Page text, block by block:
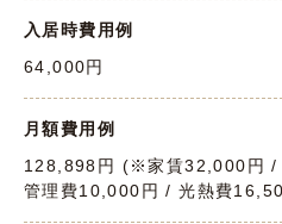
入居時費用例
64,000円
月額費用例
128,898円 (※家賃32,000円 /
管理費10,000円 / 光熱費